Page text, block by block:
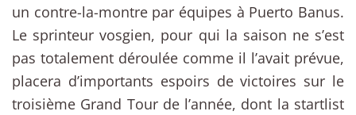
un contre-la-montre par équipes à Puerto Banus.
Le sprinteur vosgien, pour qui la saison ne s’est
pas totalement déroulée comme il l’avait prévue,
placera d’importants espoirs de victoires sur le
troisième Grand Tour de l’année, dont la startlist